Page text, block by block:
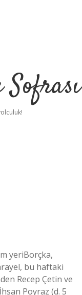
yeriBorçka,
bu haftaki
Recep Çetin ve
Poyraz (d. 5